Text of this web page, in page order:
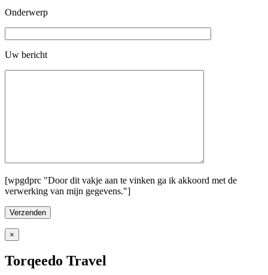
Onderwerp
Uw bericht
[wpgdprc "Door dit vakje aan te vinken ga ik akkoord met de
verwerking van mijn gegevens."]
×
Torqeedo Travel